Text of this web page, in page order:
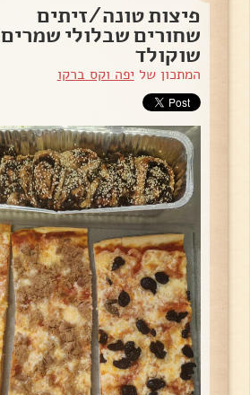
פיצות טונה/זיתים
שחורים שבלולי שמרים
שוקולד
המתכון של יפה וקס ברקו